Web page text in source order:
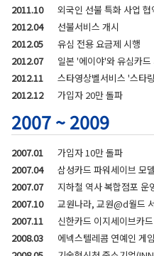
2011.10
외국인 선불 특화 사업
2012.04
선불서비스 개시
2012.05
유심 전용 요금제 시행
2012.07
일본 '에이야'와 유심카드
2012.11
스타영상벨서비스 '스타
2012.12
가입자 20만 돌파
2007 ~ 2009
2007.01
가입자 10만 돌파
2007.04
삼성카드 파워세이브 모
2007.07
지하철 역사 복합점포 운
2007.10
교원나라, 교원@d월드
2007.11
신한카드 이지세이브카
2008.03
에넥스텔레콤 연예인 게